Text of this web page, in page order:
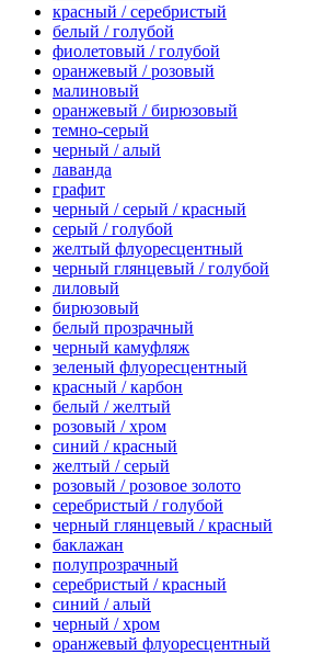
красный / серебристый
белый / голубой
фиолетовый / голубой
оранжевый / розовый
малиновый
оранжевый / бирюзовый
темно-серый
черный / алый
лаванда
графит
черный / серый / красный
серый / голубой
желтый флуоресцентный
черный глянцевый / голубой
лиловый
бирюзовый
белый прозрачный
черный камуфляж
зеленый флуоресцентный
красный / карбон
белый / желтый
розовый / хром
синий / красный
желтый / серый
розовый / розовое золото
серебристый / голубой
черный глянцевый / красный
баклажан
полупрозрачный
серебристый / красный
синий / алый
черный / хром
оранжевый флуоресцентный